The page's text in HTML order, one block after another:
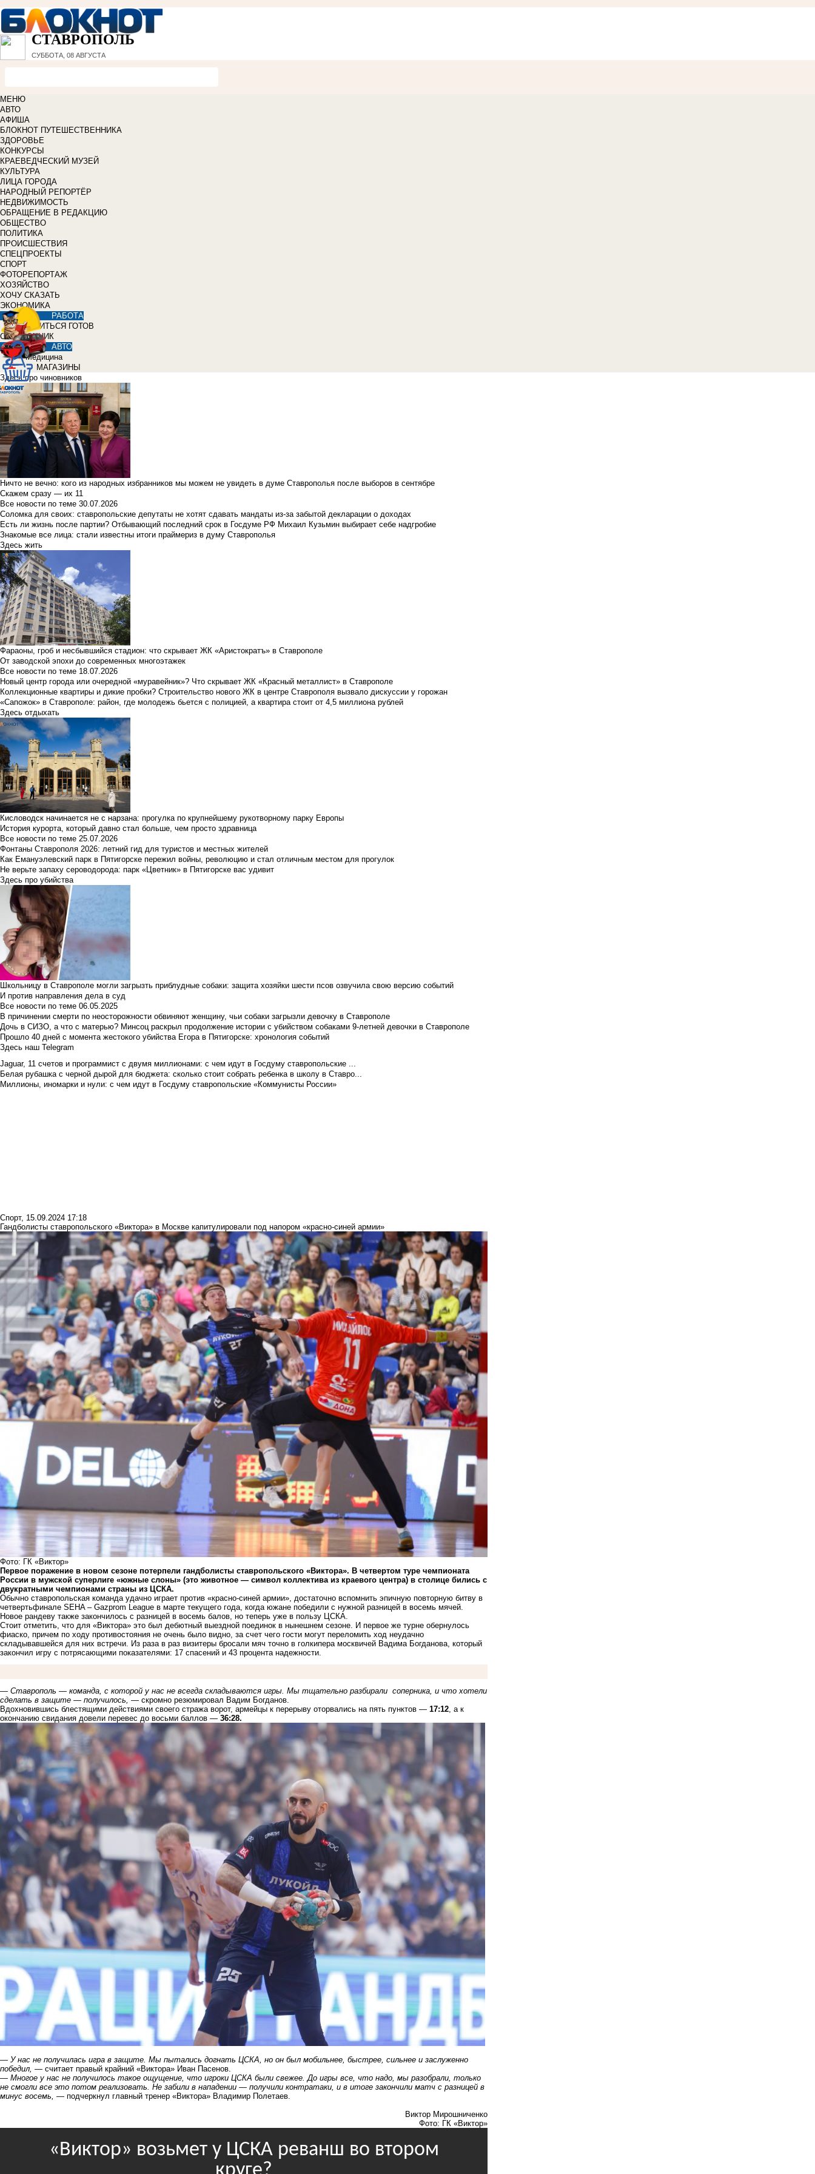
СТАВРОПОЛЬ
СУББОТА, 08 АВГУСТА
МЕНЮ
АВТО
АФИША
БЛОКНОТ ПУТЕШЕСТВЕННИКА
ЗДОРОВЬЕ
КОНКУРСЫ
КРАЕВЕДЧЕСКИЙ МУЗЕЙ
КУЛЬТУРА
ЛИЦА ГОРОДА
НАРОДНЫЙ РЕПОРТЁР
НЕДВИЖИМОСТЬ
ОБРАЩЕНИЕ В РЕДАКЦИЮ
ОБЩЕСТВО
ПОЛИТИКА
ПРОИСШЕСТВИЯ
СПЕЦПРОЕКТЫ
СПОРТ
ФОТОРЕПОРТАЖ
ХОЗЯЙСТВО
ХОЧУ СКАЗАТЬ
ЭКОНОМИКА
РАБОТА
УЧИТЬСЯ ГОТОВ
СПРАВОЧНИК
АВТО
Медицина
МАГАЗИНЫ
Здесь про чиновников
Ничто не вечно: кого из народных избранников мы можем не увидеть в думе Ставрополья после выборов в сентябре
Скажем сразу — их 11
Все новости по теме 30.07.2026
Соломка для своих: ставропольские депутаты не хотят сдавать мандаты из-за забытой декларации о доходах
Есть ли жизнь после партии? Отбывающий последний срок в Госдуме РФ Михаил Кузьмин выбирает себе надгробие
Знакомые все лица: стали известны итоги праймериз в думу Ставрополья
Здесь жить
Фараоны, гроб и несбывшийся стадион: что скрывает ЖК «Аристократъ» в Ставрополе
От заводской эпохи до современных многоэтажек
Все новости по теме 18.07.2026
Новый центр города или очередной «муравейник»? Что скрывает ЖК «Красный металлист» в Ставрополе
Коллекционные квартиры и дикие пробки? Строительство нового ЖК в центре Ставрополя вызвало дискуссии у горожан
«Сапожок» в Ставрополе: район, где молодежь бьется с полицией, а квартира стоит от 4,5 миллиона рублей
Здесь отдыхать
Кисловодск начинается не с нарзана: прогулка по крупнейшему рукотворному парку Европы
История курорта, который давно стал больше, чем просто здравница
Все новости по теме 25.07.2026
Фонтаны Ставрополя 2026: летний гид для туристов и местных жителей
Как Емануэлевский парк в Пятигорске пережил войны, революцию и стал отличным местом для прогулок
Не верьте запаху сероводорода: парк «Цветник» в Пятигорске вас удивит
Здесь про убийства
Школьницу в Ставрополе могли загрызть приблудные собаки: защита хозяйки шести псов озвучила свою версию событий
И против направления дела в суд
Все новости по теме 06.05.2025
В причинении смерти по неосторожности обвиняют женщину, чьи собаки загрызли девочку в Ставрополе
Дочь в СИЗО, а что с матерью? Минсоц раскрыл продолжение истории с убийством собаками 9-летней девочки в Ставрополе
Прошло 40 дней с момента жестокого убийства Егора в Пятигорске: хронология событий
Здесь наш Telegram
Jaguar, 11 счетов и программист с двумя миллионами: с чем идут в Госдуму ставропольские ...
Белая рубашка с черной дырой для бюджета: сколько стоит собрать ребенка в школу в Ставро...
Миллионы, иномарки и нули: с чем идут в Госдуму ставропольские «Коммунисты России»
Спорт, 15.09.2024 17:18
Гандболисты ставропольского «Виктора» в Москве капитулировали под напором «красно-синей армии»
Фото: ГК «Виктор»
Первое поражение в новом сезоне потерпели гандболисты ставропольского «Виктора». В четвертом туре чемпионата
России в мужской суперлиге «южные слоны» (это животное — символ коллектива из краевого центра) в столице бились с
двукратными чемпионами страны из ЦСКА.
Обычно ставропольская команда удачно играет против «красно-синей армии», достаточно вспомнить эпичную повторную битву в
четвертьфинале SEHA – Gazprom League в марте текущего года, когда южане победили с нужной разницей в восемь мячей.
Новое рандеву также закончилось с разницей в восемь балов, но теперь уже в пользу ЦСКА.
Стоит отметить, что для «Виктора» это был дебютный выездной поединок в нынешнем сезоне. И первое же турне обернулось
фиаско, причем по ходу противостояния не очень было видно, за счет чего гости могут переломить ход неудачно
складывавшейся для них встречи. Из раза в раз визитеры бросали мяч точно в голкипера москвичей Вадима Богданова, который
закончил игру с потрясающими показателями: 17 спасений и 43 процента надежности.
— Ставрополь — команда, с которой у нас не всегда складываются игры . Мы тщательно разбирали соперника, и что хотели
сделать в защите — получилось, — скромно резюмировал Вадим Богданов.
Вдохновившись блестящими действиями своего стража ворот, армейцы к перерыву оторвались на пять пунктов — 17:12 , а к
окончанию свидания довели перевес до восьми баллов — 36:28.
— У нас не получилась игра в защите. Мы пытались догнать ЦСКА, но он был мобильнее, быстрее, сильнее и заслуженно
победил, — считает правый крайний «Виктора» Иван Пасенов.
— Многое у нас не получилось такое ощущение, что игроки ЦСКА были свежее. До игры все, что надо, мы разобрали, только
не смогли все это потом реализовать . Не забили в нападении — получили контратаки, и в итоге закончили матч с разницей в
минус восемь, — подчеркнул главный тренер «Виктора» Владимир Полетаев.
Виктор Мирошниченко
Фото: ГК «Виктор»